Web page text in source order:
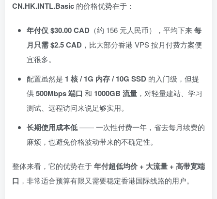
CN.HK.INTL.Basic 的价格优势在于：
年付仅 $30.00 CAD （约 156 元人民币），平均下来每
月只需 $2.5 CAD ，比大部分香港 VPS 按月付费方案便
宜很多。
配置虽然是 1 核 / 1G 内存 / 10G SSD 的入门级，但提
供500Mbps 端口 和 1000GB 流量 ，对轻量建站、学习
测试、远程访问来说足够实用。
长期使用成本低—— 一次性付费一年，省去每月续费的
麻烦，也避免价格波动带来的不确定性。
整体来看，它的优势在于年付超低均价 + 大流量 + 高带宽端
口 ，非常适合预算有限又需要稳定香港国际线路的用户。